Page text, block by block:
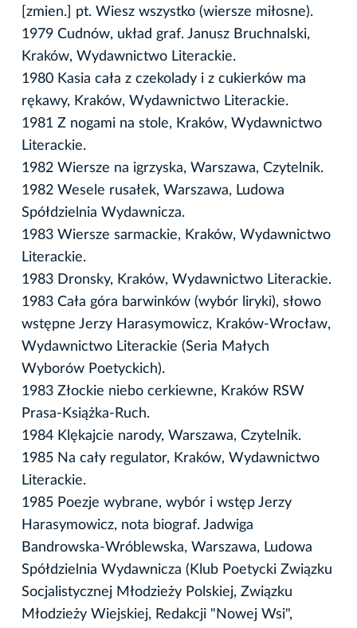
[zmien.] pt. Wiesz wszystko (wiersze miłosne).
1979 Cudnów, układ graf. Janusz Bruchnalski,
Kraków, Wydawnictwo Literackie.
1980 Kasia cała z czekolady i z cukierków ma
rękawy, Kraków, Wydawnictwo Literackie.
1981 Z nogami na stole, Kraków, Wydawnictwo
Literackie.
1982 Wiersze na igrzyska, Warszawa, Czytelnik.
1982 Wesele rusałek, Warszawa, Ludowa
Spółdzielnia Wydawnicza.
1983 Wiersze sarmackie, Kraków, Wydawnictwo
Literackie.
1983 Dronsky, Kraków, Wydawnictwo Literackie.
1983 Cała góra barwinków (wybór liryki), słowo
wstępne Jerzy Harasymowicz, Kraków-Wrocław,
Wydawnictwo Literackie (Seria Małych
Wyborów Poetyckich).
1983 Złockie niebo cerkiewne, Kraków RSW
Prasa-Książka-Ruch.
1984 Klękajcie narody, Warszawa, Czytelnik.
1985 Na cały regulator, Kraków, Wydawnictwo
Literackie.
1985 Poezje wybrane, wybór i wstęp Jerzy
Harasymowicz, nota biograf. Jadwiga
Bandrowska-Wróblewska, Warszawa, Ludowa
Spółdzielnia Wydawnicza (Klub Poetycki Związku
Socjalistycznej Młodzieży Polskiej, Związku
Młodzieży Wiejskiej, Redakcji "Nowej Wsi",